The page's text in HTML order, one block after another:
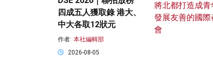
將北都打造成青
發展友善的國際
會
四成五人獲取錄 港大、
中大各取12狀元
作者: 本社編輯部
2026-08-05